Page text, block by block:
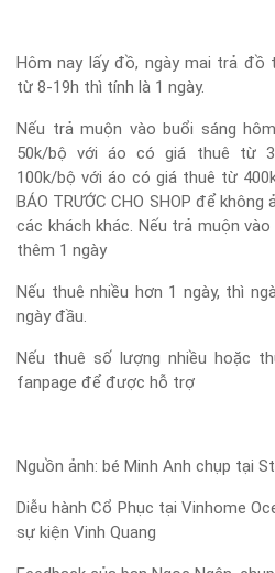
Hôm nay lấy đồ, ngày mai trả đồ
từ 8-19h thì tính là 1 ngày.
Nếu trả muộn vào buổi sáng
50k/bộ với áo có giá thuê từ
100k/bộ với áo có giá thuê từ
BÁO TRƯỚC CHO SHOP để
các khách khác. Nếu trả muộn
thêm 1 ngày
Nếu thuê nhiều hơn 1 ngày, thì
ngày đầu.
Nếu thuê số lượng nhiều hoặc
fanpage để được hỗ trợ
Nguồn ảnh: bé Minh Anh chụp tại
Diễu hành Cổ Phục tại Vinhome
sự kiện Vinh Quang